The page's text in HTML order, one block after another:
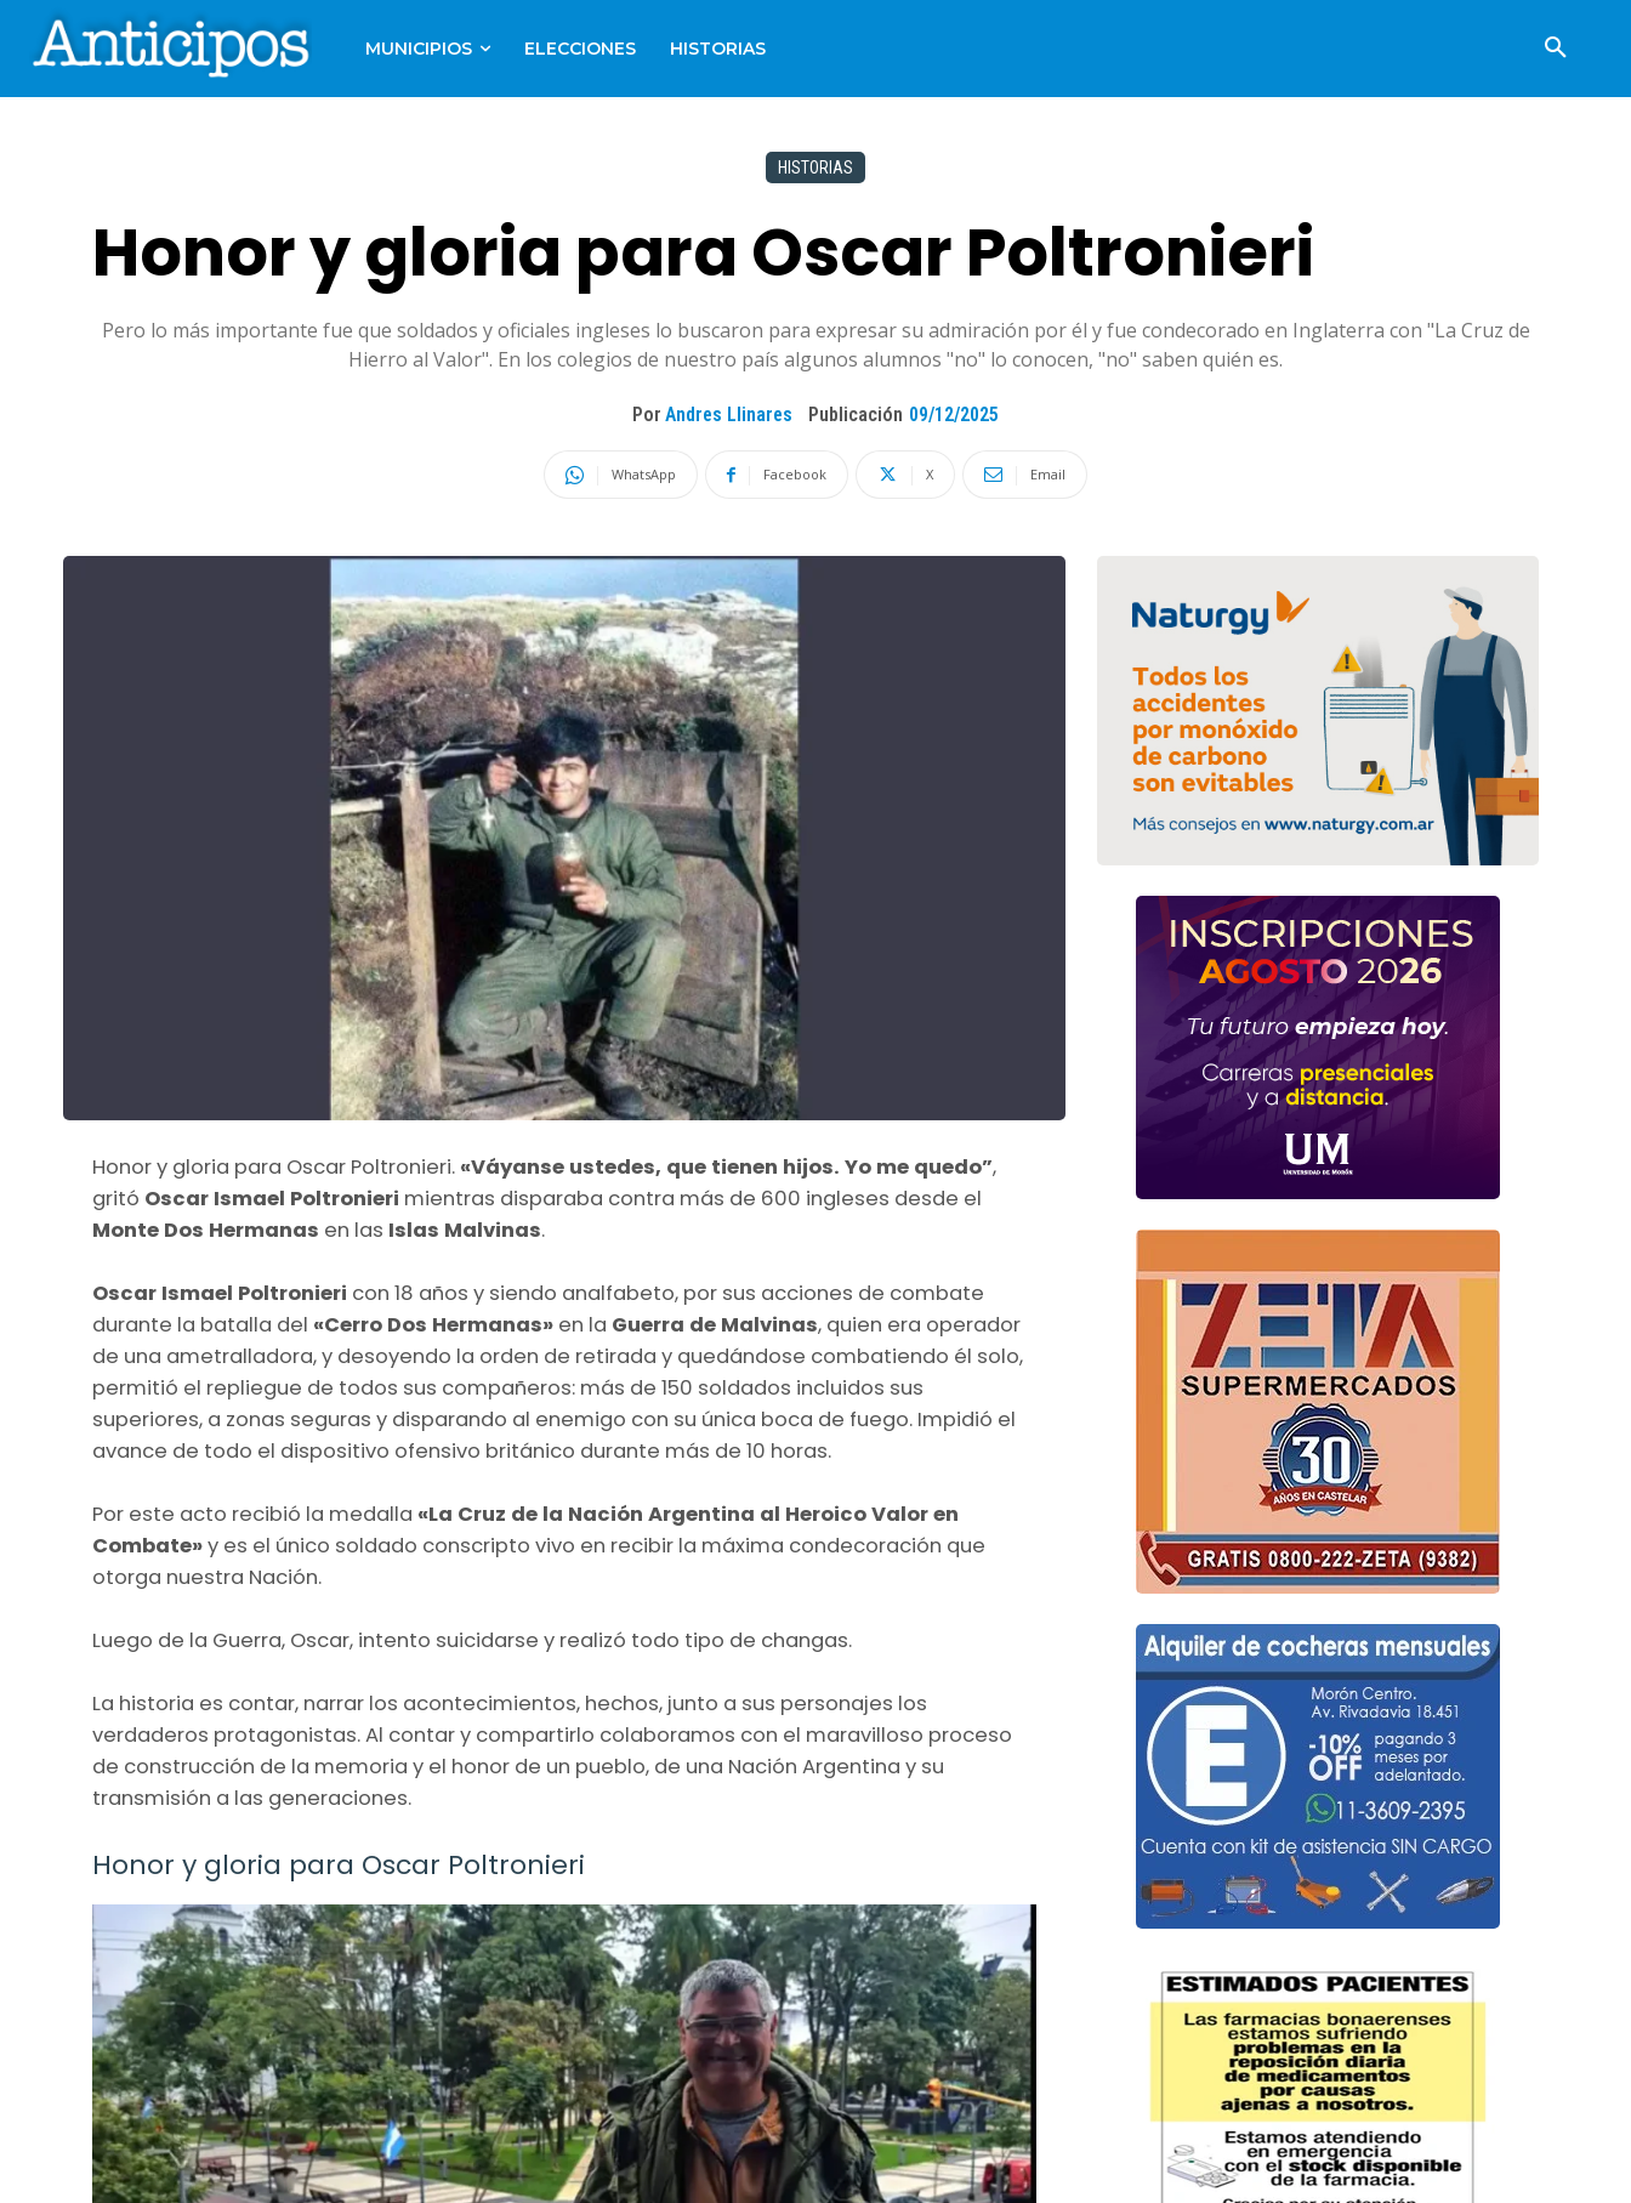
MUNICIPIOS ELECCIONES HISTORIAS
HISTORIAS
Honor y gloria para Oscar Poltronieri
Pero lo más importante fue que soldados y oficiales ingleses lo buscaron para expresar su admiración por él y fue condecorado en Inglaterra con "La Cruz de
Hierro al Valor". En los colegios de nuestro país algunos alumnos "no" lo conocen, "no" saben quién es.
Por Andres Llinares Publicación 09/12/2025
WhatsApp Facebook X Email
Honor y gloria para Oscar Poltronieri. «Váyanse ustedes, que tienen hijos. Yo me quedo”,
gritó Oscar Ismael Poltronieri mientras disparaba contra más de 600 ingleses desde el
Monte Dos Hermanas en las Islas Malvinas.
Oscar Ismael Poltronieri con 18 años y siendo analfabeto, por sus acciones de combate
durante la batalla del «Cerro Dos Hermanas» en la Guerra de Malvinas, quien era operador
de una ametralladora, y desoyendo la orden de retirada y quedándose combatiendo él solo,
permitió el repliegue de todos sus compañeros: más de 150 soldados incluidos sus
superiores, a zonas seguras y disparando al enemigo con su única boca de fuego. Impidió el
avance de todo el dispositivo ofensivo británico durante más de 10 horas.
Por este acto recibió la medalla «La Cruz de la Nación Argentina al Heroico Valor en
Combate»y es el único soldado conscripto vivo en recibir la máxima condecoración que
otorga nuestra Nación.
Luego de la Guerra, Oscar, intento suicidarse y realizó todo tipo de changas.
La historia es contar, narrar los acontecimientos, hechos, junto a sus personajes los
verdaderos protagonistas. Al contar y compartirlo colaboramos con el maravilloso proceso
de construcción de la memoria y el honor de un pueblo, de una Nación Argentina y su
transmisión a las generaciones.
Honor y gloria para Oscar Poltronieri